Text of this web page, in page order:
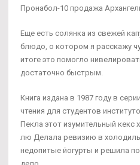
Пронабол-10 продажа
Еще есть солянка из свежей
блюдо, о котором я расскажу
итоге это помогло
достаточно быстрым.
Книга издана в 1987 году в
чтения для студентов
Пекла этот изумительный кекс
лю Делала ревизию в
недопитые йогурты и решила